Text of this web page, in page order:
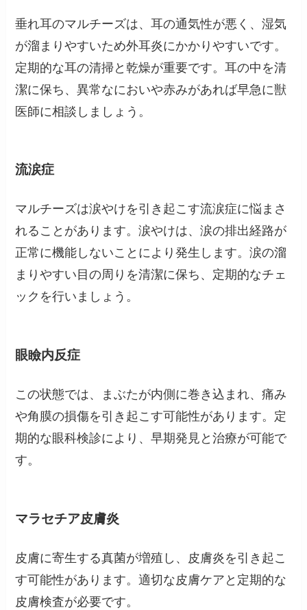
垂れ耳のマルチーズは、耳の通気性が悪く、湿気
が溜まりやすいため外耳炎にかかりやすいです。
定期的な耳の清掃と乾燥が重要です。耳の中を清
潔に保ち、異常なにおいや赤みがあれば早急に獣
医師に相談しましょう。
流涙症
マルチーズは涙やけを引き起こす流涙症に悩まさ
れることがあります。涙やけは、涙の排出経路が
正常に機能しないことにより発生します。涙の溜
まりやすい目の周りを清潔に保ち、定期的なチェ
ックを行いましょう。
眼瞼内反症
この状態では、まぶたが内側に巻き込まれ、痛み
や角膜の損傷を引き起こす可能性があります。定
期的な眼科検診により、早期発見と治療が可能で
す。
マラセチア皮膚炎
皮膚に寄生する真菌が増殖し、皮膚炎を引き起こ
す可能性があります。適切な皮膚ケアと定期的な
皮膚検査が必要です。